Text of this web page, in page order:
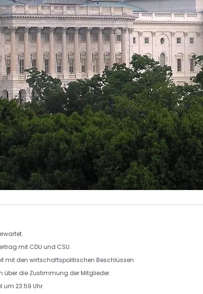
mit CDU und CSU.
mit den wirtschaftspolitischen Beschlüssen.
über die Zustimmung der Mitglieder.
um 23:59 Uhr.